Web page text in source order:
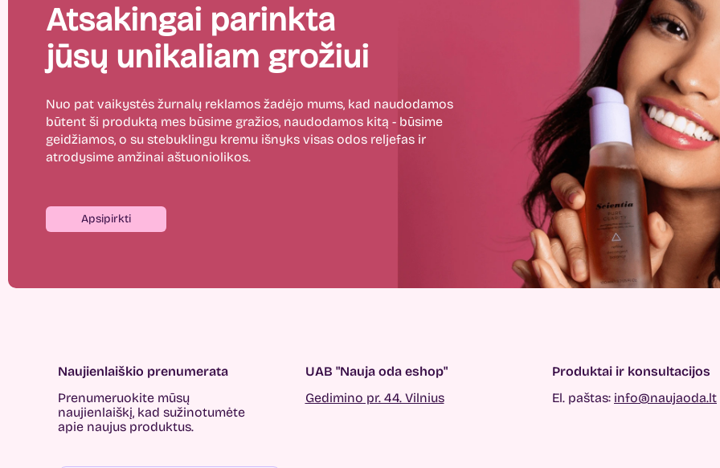
Atsakingai parinkta
jūsų unikaliam grožiui
Nuo pat vaikystės žurnalų reklamos žadėjo mums, kad naudodamos
būtent ši produktą mes būsime gražios, naudodamos kitą - būsime
geidžiamos, o su stebuklingu kremu išnyks visas odos reljefas ir
atrodysime amžinai aštuoniolikos.
Apsipirkti
Naujienlaiškio prenumerata
Prenumeruokite mūsų
naujienlaiškį, kad sužinotumėte
apie naujus produktus.
UAB "Nauja oda eshop"
Gedimino pr. 44. Vilnius
Produktai ir konsultacijos
El. paštas: info@naujaoda.lt